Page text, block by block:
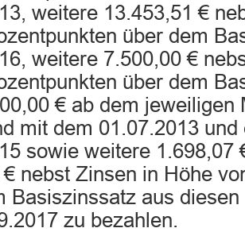
weitere 13.453,51 €
über dem
weitere 7.500,00 €
über dem
€ ab dem jeweiligen
mit dem 01.07.2013
sowie weitere 1.698,07
€ nebst Zinsen in Höhe
Basiszinssatz aus
zu bezahlen.